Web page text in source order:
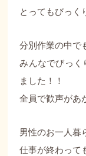
とってもびっく
分別作業の中で
みんなでびっく
ました！！
全員で歓声があ
男性のお一人暮
仕事が終わって